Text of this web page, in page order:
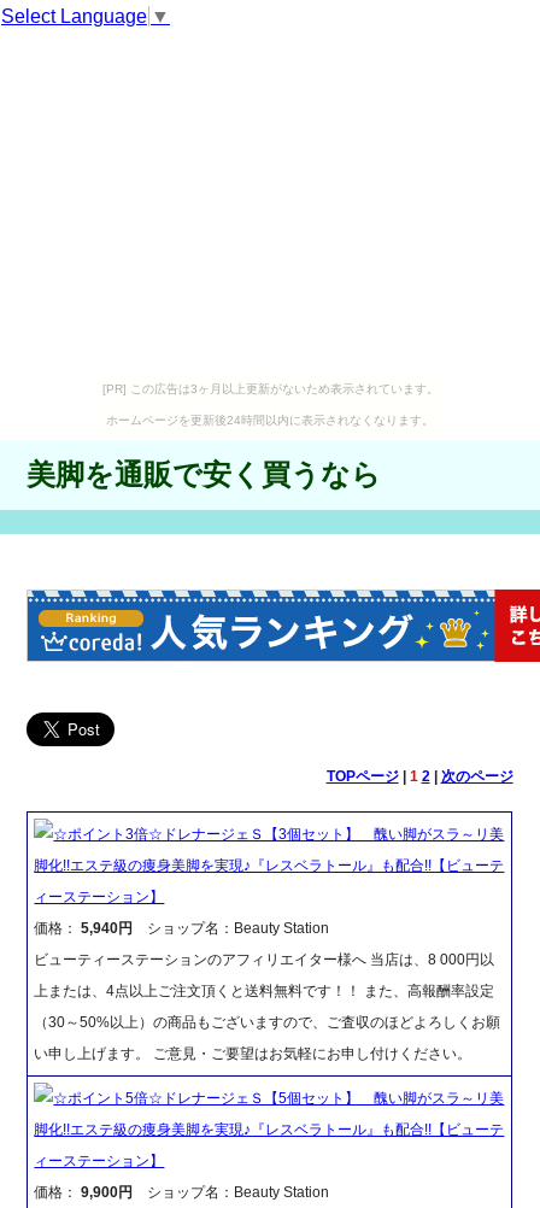
Select Language ▼
[PR] この広告は3ヶ月以上更新がないため表示されています。
ホームページを更新後24時間以内に表示されなくなります。
美脚を通販で安く買うなら
TOPページ| 1 2| 次のページ
☆ポイント3倍☆ドレナージェＳ【3個セット】 醜い脚がスラ～リ美
脚化!!エステ級の痩身美脚を実現♪『レスベラトール』も配合!!【ビューテ
ィーステーション】
価格：5,940円
ショップ名：Beauty Station
ビューティーステーションのアフィリエイター様へ 当店は、8 000円以
上または、4点以上ご注文頂くと送料無料です！！ また、高報酬率設定
（30～50%以上）の商品もございますので、ご査収のほどよろしくお願
い申し上げます。 ご意見・ご要望はお気軽にお申し付けください。
☆ポイント5倍☆ドレナージェＳ【5個セット】 醜い脚がスラ～リ美
脚化!!エステ級の痩身美脚を実現♪『レスベラトール』も配合!!【ビューテ
ィーステーション】
価格：9,900円
ショップ名：Beauty Station